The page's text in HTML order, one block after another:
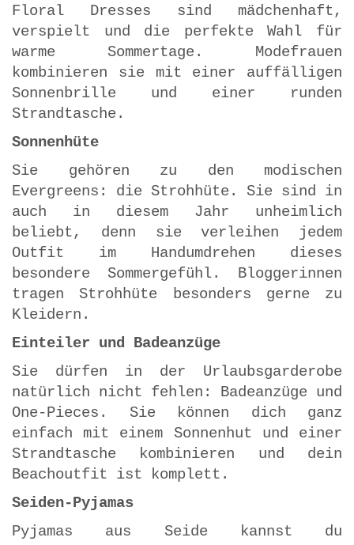
Floral Dresses sind mädchenhaft,
verspielt und die perfekte Wahl für
warme Sommertage. Modefrauen
kombinieren sie mit einer auffälligen
Sonnenbrille und einer runden
Strandtasche.
Sonnenhüte
Sie gehören zu den modischen
Evergreens: die Strohhüte. Sie sind in
auch in diesem Jahr unheimlich
beliebt, denn sie verleihen jedem
Outfit im Handumdrehen dieses
besondere Sommergefühl. Bloggerinnen
tragen Strohhüte besonders gerne zu
Kleidern.
Einteiler und Badeanzüge
Sie dürfen in der Urlaubsgarderobe
natürlich nicht fehlen: Badeanzüge und
One-Pieces. Sie können dich ganz
einfach mit einem Sonnenhut und einer
Strandtasche kombinieren und dein
Beachoutfit ist komplett.
Seiden-Pyjamas
Pyjamas aus Seide kannst du